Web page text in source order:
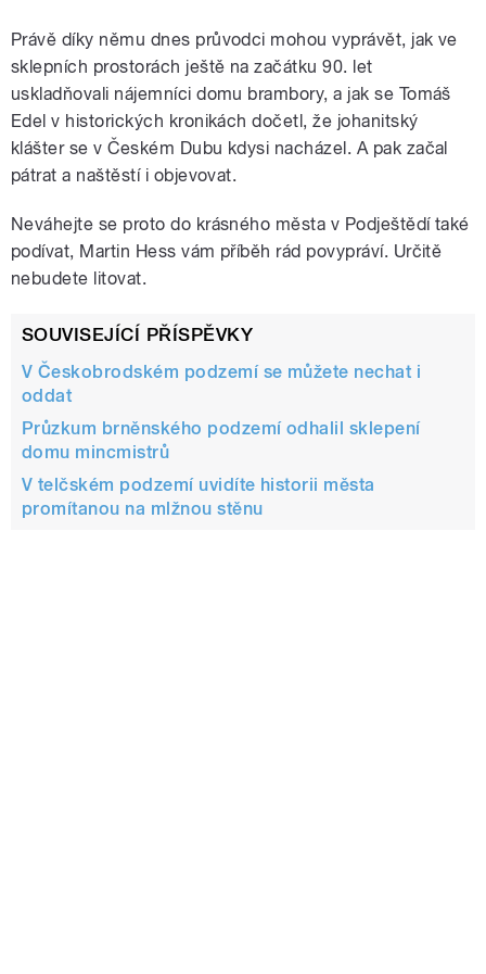
Právě díky němu dnes průvodci mohou vyprávět, jak ve
sklepních prostorách ještě na začátku 90. let
uskladňovali nájemníci domu brambory, a jak se Tomáš
Edel v historických kronikách dočetl, že johanitský
klášter se v Českém Dubu kdysi nacházel. A pak začal
pátrat a naštěstí i objevovat.
Neváhejte se proto do krásného města v Podještědí také
podívat, Martin Hess vám příběh rád povypráví. Určitě
nebudete litovat.
SOUVISEJÍCÍ PŘÍSPĚVKY
V Českobrodském podzemí se můžete nechat i
oddat
Průzkum brněnského podzemí odhalil sklepení
domu mincmistrů
V telčském podzemí uvidíte historii města
promítanou na mlžnou stěnu